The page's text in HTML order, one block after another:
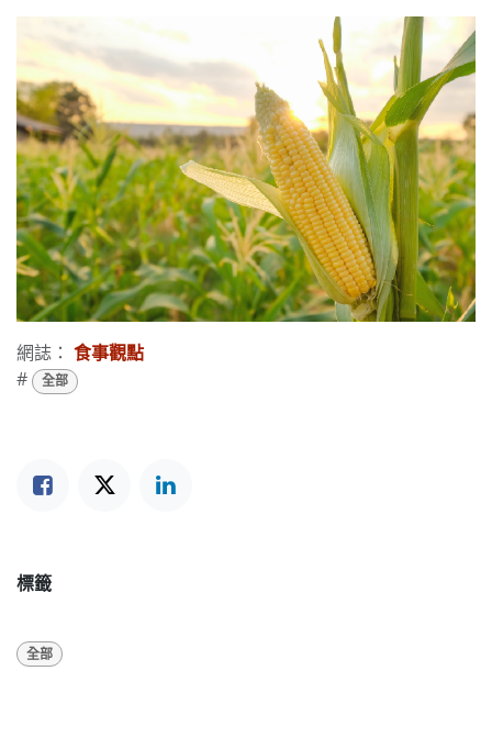
網誌： 食事觀點
#
全部
標籤
全部